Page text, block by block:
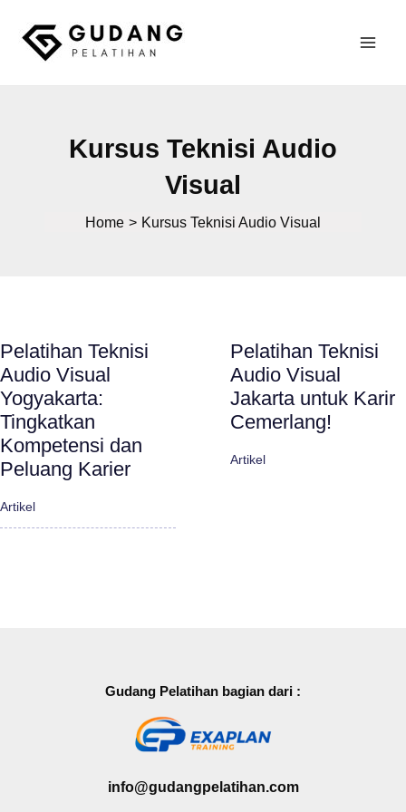
content
Kursus Teknisi Audio
Visual
Home Kursus Teknisi Audio Visual
Pelatihan Teknisi
Audio Visual
Yogyakarta:
Tingkatkan
Kompetensi dan
Peluang Karier
Artikel
Pelatihan Teknisi
Audio Visual
Jakarta untuk Karir
Cemerlang!
Artikel
Gudang Pelatihan bagian dari :
info@gudangpelatihan.com